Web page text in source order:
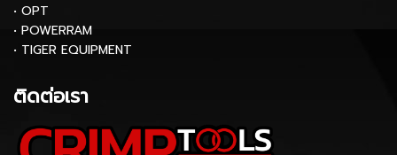
• OPT
• POWERRAM
• TIGER EQUIPMENT
ติดต่อเรา